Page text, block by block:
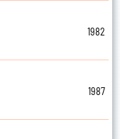
1982
1987